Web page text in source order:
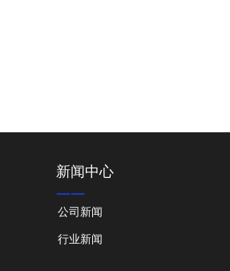
新闻中心
——
公司新闻
行业新闻